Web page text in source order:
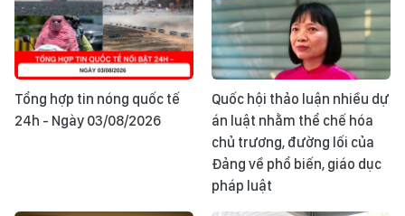
Tổng hợp tin nóng quốc tế
24h - Ngày 03/08/2026
Quốc hội thảo luận nhiều dự
án luật nhằm thể chế hóa
chủ trương, đường lối của
Đảng về phổ biến, giáo dục
pháp luật